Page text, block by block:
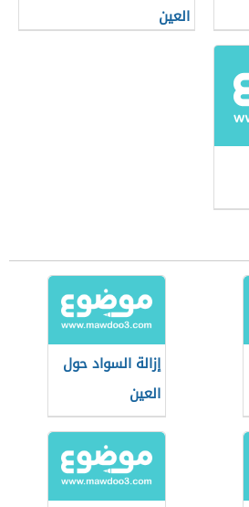
العين
إزالة السواد حول
العين